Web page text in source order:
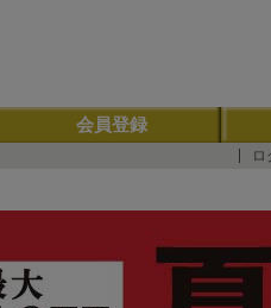
会員登録
ロ